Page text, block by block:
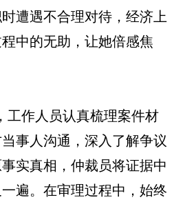
遭遇不合理对待，经济上
中的无助，让她倍感焦
工作人员认真梳理案件材
事人沟通，深入了解争议
实真相，仲裁员将证据中
遍。在审理过程中，始终